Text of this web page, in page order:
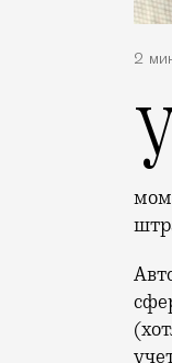
2
У организаторов незаконной миграции будут конфисковывать имущество,